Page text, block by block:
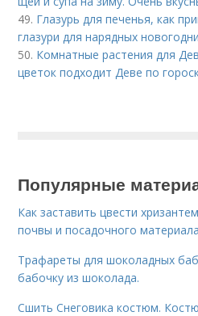
49. Глазурь для печенья, как
глазури для нарядных
50. Комнатные растения для
цветок подходит Деве по
Популярные
Как заставить цвести
почвы и посадочного материала
Трафареты для шоколадных
бабочку из шоколада.
Сшить Снеговика костюм.